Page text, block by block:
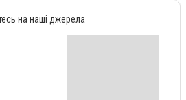
на наші джерела